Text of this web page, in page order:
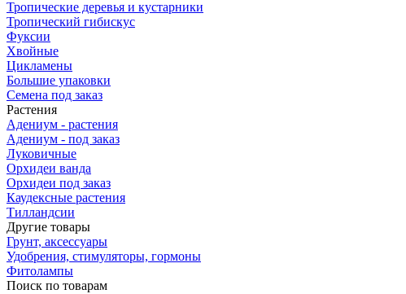
Тропические деревья и кустарники
Тропический гибискус
Фуксии
Хвойные
Цикламены
Большие упаковки
Семена под заказ
Растения
Адениум - растения
Адениум - под заказ
Луковичные
Орхидеи ванда
Орхидеи под заказ
Каудексные растения
Тилландсии
Другие товары
Грунт, аксессуары
Удобрения, стимуляторы, гормоны
Фитолампы
Поиск по товарам